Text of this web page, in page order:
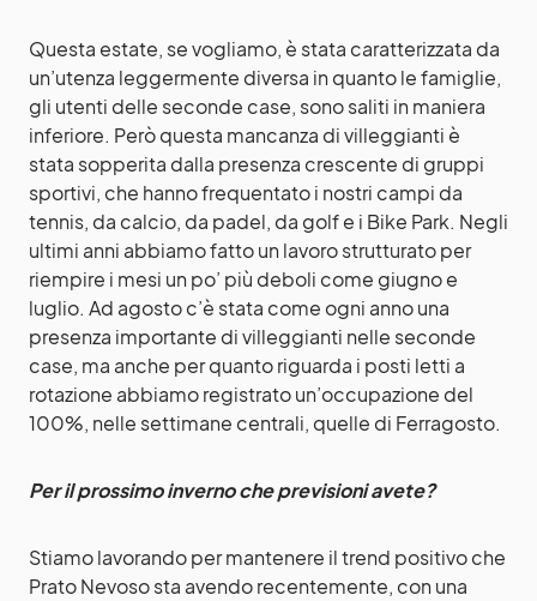
Questa estate, se vogliamo, è stata caratterizzata da
un’utenza leggermente diversa in quanto le famiglie,
gli utenti delle seconde case, sono saliti in maniera
inferiore. Però questa mancanza di villeggianti è
stata sopperita dalla presenza crescente di gruppi
sportivi, che hanno frequentato i nostri campi da
tennis, da calcio, da padel, da golf e i Bike Park. Negli
ultimi anni abbiamo fatto un lavoro strutturato per
riempire i mesi un po’ più deboli come giugno e
luglio. Ad agosto c’è stata come ogni anno una
presenza importante di villeggianti nelle seconde
case, ma anche per quanto riguarda i posti letti a
rotazione abbiamo registrato un’occupazione del
100%, nelle settimane centrali, quelle di Ferragosto.
Per il prossimo inverno che previsioni avete?
Stiamo lavorando per mantenere il trend positivo che
Prato Nevoso sta avendo recentemente, con una